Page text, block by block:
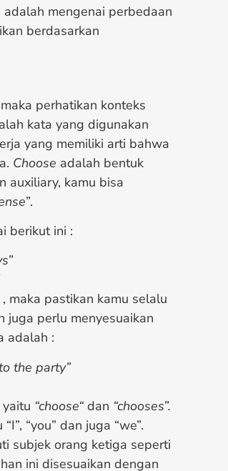
mengenai perbedaan
berdasarkan
perhatikan konteks
kata yang digunakan
yang memiliki arti bahwa
Choose adalah bentuk
auxiliary, kamu bisa
”.
berikut ini :
, maka pastikan kamu selalu
juga perlu menyesuaikan
adalah :
the party”
yaitu “choose“ dan “chooses”.
“you” dan juga “we”.
subjek orang ketiga seperti
ini disesuaikan dengan